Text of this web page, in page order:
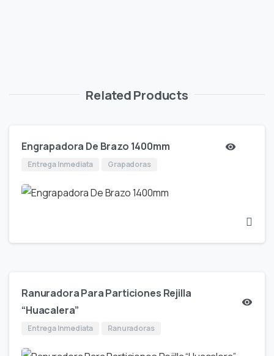
Related Products
Engrapadora De Brazo 1400mm
Entrega Inmediata Grapadoras
Ranuradora Para Particiones Rejilla
“Huacalera”
Entrega Inmediata Ranuradoras